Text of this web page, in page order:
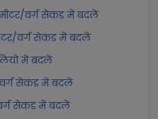
वर्ग सेकंड में बदलें
वर्ग सेकंड में बदलें
में बदलें
वर्ग सेकंड में बदलें
वर्ग सेकंड में बदलें